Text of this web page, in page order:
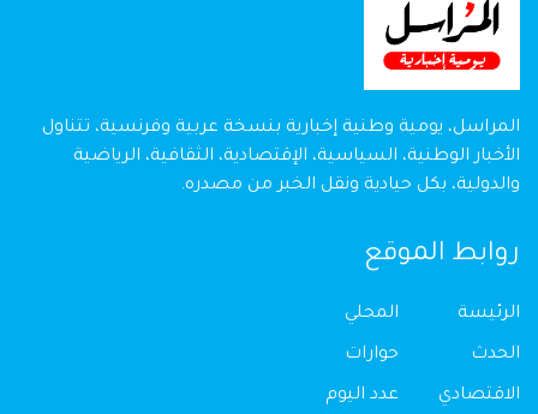
المراسل، يومية وطنية إخبارية بنسخة عربية وفرنسية، تتناول
الأخبار الوطنية، السياسية، الإقتصادية، الثقافية، الرياضية
والدولية، بكل حيادية ونقل الخبر من مصدره.
روابط الموقع
الرئيسة
الحدث
الاقتصادي
المحلي
حوارات
عدد اليوم